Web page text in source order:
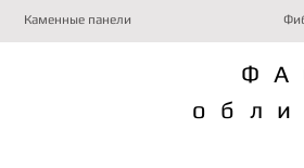
Каменные панели